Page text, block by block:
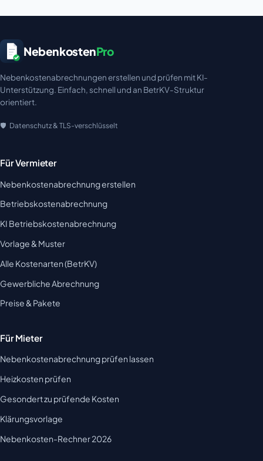
NebenkostenPro
Nebenkostenabrechnungen erstellen und prüfen mit KI-
Unterstützung. Einfach, schnell und an BetrKV-Struktur
orientiert.
Datenschutz & TLS-verschlüsselt
Für Vermieter
Nebenkostenabrechnung erstellen
Betriebskostenabrechnung
KI Betriebskostenabrechnung
Vorlage & Muster
Alle Kostenarten (BetrKV)
Gewerbliche Abrechnung
Preise & Pakete
Für Mieter
Nebenkostenabrechnung prüfen lassen
Heizkosten prüfen
Gesondert zu prüfende Kosten
Klärungsvorlage
Nebenkosten-Rechner 2026